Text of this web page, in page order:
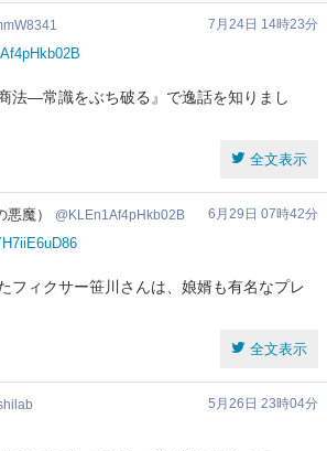
7月24日 14時23分
法―常識をぶち破る』で逸話を知りまし
全文表示
魔） KLEn1Af4pHkb02B
6月29日 07時42分
フィクサー笹川さんは、娘婿も有名なプレ
全文表示
5月26日 23時04分